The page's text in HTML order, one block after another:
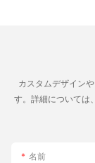
カスタムデザイン
す。詳細については
名前